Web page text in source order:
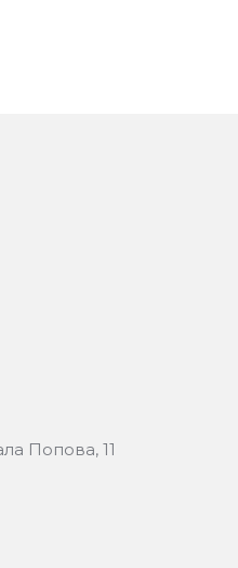
Попова, 11